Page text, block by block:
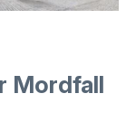
Mordfall